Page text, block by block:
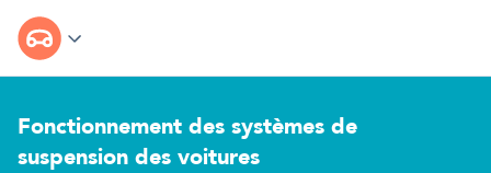
Fonctionnement des systèmes de
suspension des voitures